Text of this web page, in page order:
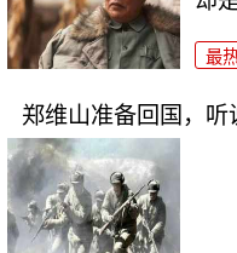
最
郑维山准备回国，